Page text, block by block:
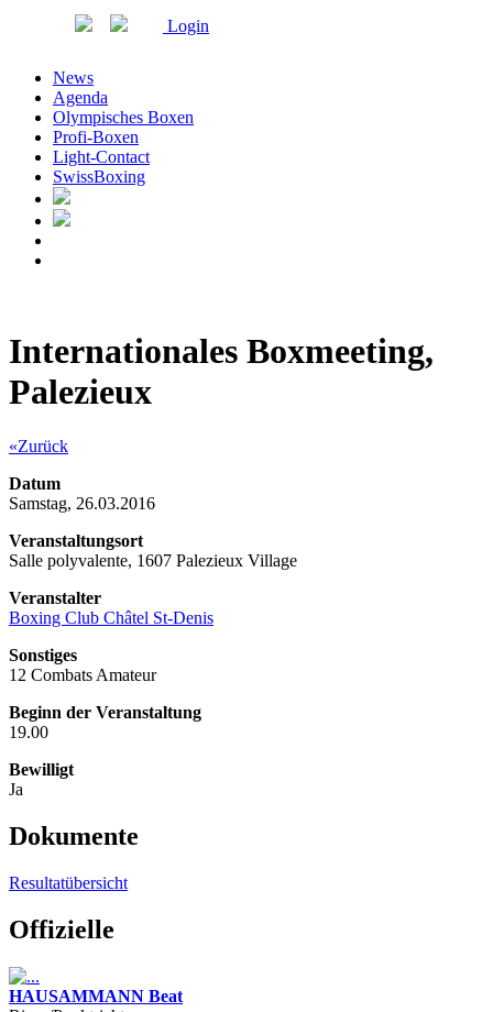
Login
News
Agenda
Olympisches Boxen
Profi-Boxen
Light-Contact
SwissBoxing
Internationales Boxmeeting,
Palezieux
«Zurück
Datum
Samstag, 26.03.2016
Veranstaltungsort
Salle polyvalente, 1607 Palezieux Village
Veranstalter
Boxing Club Châtel St-Denis
Sonstiges
12 Combats Amateur
Beginn der Veranstaltung
19.00
Bewilligt
Ja
Dokumente
Resultatübersicht
Offizielle
HAUSAMMANN Beat